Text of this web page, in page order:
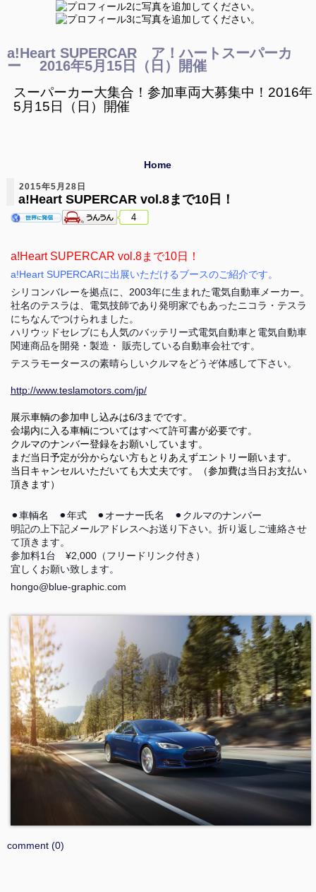
a!Heart SUPERCAR ア！ハートスーパーカ
ー 2016年5月15日（日）開催
スーパーカー大集合！参加車両大募集中！2016年
5月15日（日）開催
Home
2015年5月28日
a!Heart SUPERCAR vol.8まで10日！
4
a!Heart SUPERCAR vol.8まで10日！
a!Heart SUPERCARに出展いただけるブースのご紹介です。
シリコンバレーを拠点に、2003年に生まれた電気自動車メーカー。
社名のテスラは、電気技師であり発明家でもあったニコラ・テスラ
にちなんでつけられました。
ハリウッドセレブにも人気のバッテリー式電気自動車と電気自動車
関連商品を開発・製造・ 販売している自動車会社です。
テスラモータースの素晴らしいクルマをどうぞ体感して下さい。
http://www.teslamotors.com/jp/
展示車輌の参加申し込みは6/3までです。
会場内に入る車輌についてはすべて許可書が必要です。
クルマのナンバー登録をお願いしています。
まだ当日予定が分からない方もとりあえずエントリー願います。
当日キャンセルいただいても大丈夫です。（参加費は当日お支払い
頂きます）
⚫︎車輌名 ⚫︎年式 ⚫︎オーナー氏名 ⚫︎クルマのナンバー
明記の上下記メールアドレスへお送り下さい。折り返しご連絡させ
て頂きます。
参加料1台 ¥2,000（フリードリンク付き）
宜しくお願い致します。
hongo@blue-graphic.com
comment (0)